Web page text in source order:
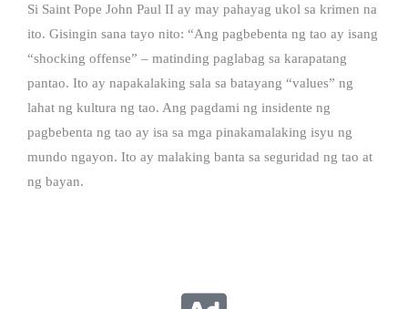
Si Saint Pope John Paul II ay may pahayag ukol sa krimen na
ito. Gisingin sana tayo nito: “Ang pagbebenta ng tao ay isang
“shocking offense” – matinding paglabag sa karapatang
pantao. Ito ay napakalaking sala sa batayang “values” ng
lahat ng kultura ng tao. Ang pagdami ng insidente ng
pagbebenta ng tao ay isa sa mga pinakamalaking isyu ng
mundo ngayon. Ito ay malaking banta sa seguridad ng tao at
ng bayan.